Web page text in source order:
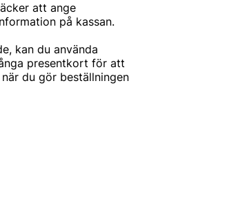
att ange
på kassan.
kan du använda
presentkort för att
du gör beställningen